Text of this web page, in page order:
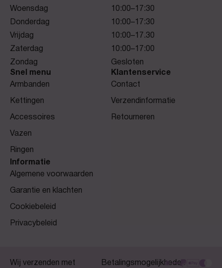
Woensdag
10:00–17:30
Donderdag
10:00–17:30
Vrijdag
10:00–17.30
Zaterdag
10:00–17:00
Zondag
Gesloten
Snel menu
Armbanden
Kettingen
Accessoires
Vazen
Ringen
Klantenservice
Contact
Verzendinformatie
Retourneren
Informatie
Algemene voorwaarden
Garantie en klachten
Cookiebeleid
Privacybeleid
Wij verzenden met Betalingsmogelijkheden